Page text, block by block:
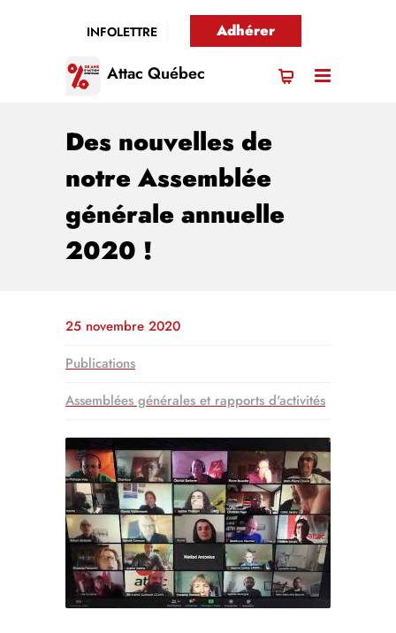
INFOLETTRE Adhérer
Attac Québec
Des nouvelles de
notre Assemblée
générale annuelle
2020 !
25 novembre 2020
Publications
Assemblées générales et rapports d'activités